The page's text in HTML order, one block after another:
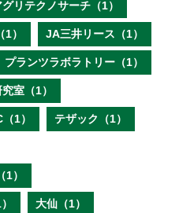
グリテクノサーチ（1）
） JA三井リース（1）
プランツラボラトリー（1）
室（1）
1） テザック（1）
）
大仙（1）